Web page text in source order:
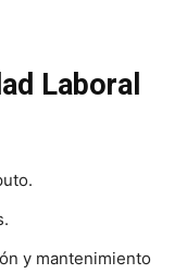
Laboral
y mantenimiento